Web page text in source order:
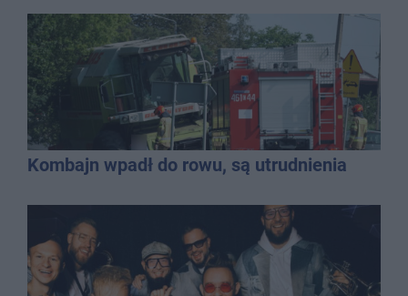
Kombajn wpadł do rowu, są utrudnienia